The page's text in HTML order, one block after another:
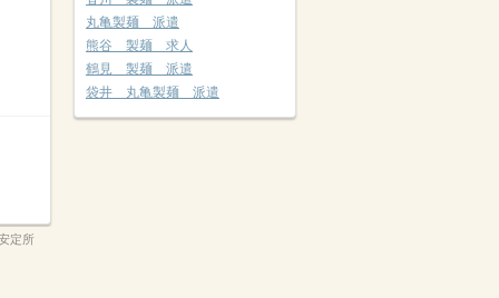
定所
丸亀製麺 派遣
熊谷 製麺 求人
鶴見 製麺 派遣
袋井 丸亀製麺 派遣